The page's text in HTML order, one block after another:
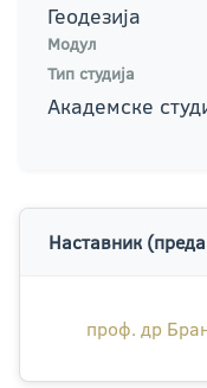
Геодезија
Модул
Тип студија
Академске
Наставник
проф. др